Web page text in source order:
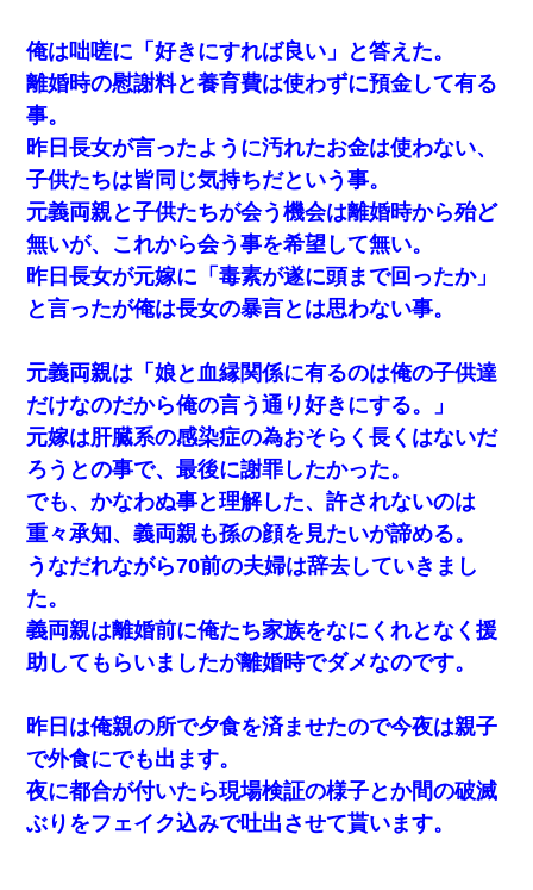
俺は咄嗟に「好きにすれば良い」と答えた。
離婚時の慰謝料と養育費は使わずに預金して有る
事。
昨日長女が言ったように汚れたお金は使わない、
子供たちは皆同じ気持ちだという事。
元義両親と子供たちが会う機会は離婚時から殆ど
無いが、これから会う事を希望して無い。
昨日長女が元嫁に「毒素が遂に頭まで回ったか」
と言ったが俺は長女の暴言とは思わない事。
元義両親は「娘と血縁関係に有るのは俺の子供達
だけなのだから俺の言う通り好きにする。」
元嫁は肝臓系の感染症の為おそらく長くはないだ
ろうとの事で、最後に謝罪したかった。
でも、かなわぬ事と理解した、許されないのは
重々承知、義両親も孫の顔を見たいが諦める。
うなだれながら70前の夫婦は辞去していきまし
た。
義両親は離婚前に俺たち家族をなにくれとなく援
助してもらいましたが離婚時でダメなのです。
昨日は俺親の所で夕食を済ませたので今夜は親子
で外食にでも出ます。
夜に都合が付いたら現場検証の様子とか間の破滅
ぶりをフェイク込みで吐出させて貰います。